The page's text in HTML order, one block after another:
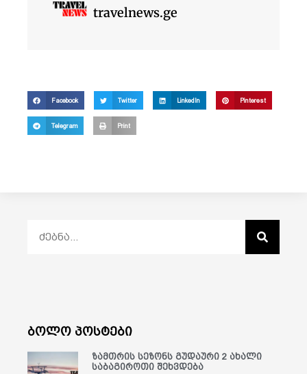
travelnews.ge
Facebook Twitter LinkedIn Pinterest
Telegram Print
ბოლო პოსტები
ზამთრის სეზონს გუდაური 2 ახალი
საბაგიროთი შეხვდება